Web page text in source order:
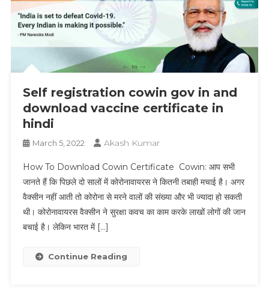
Self registration cowin gov in and
download vaccine certificate in
hindi
March 5, 2022 Akash Kumar
How To Download Cowin Certificate Cowin: आप सभी
जानते हैं कि पिछले दो सालों में कोरोनावायरस ने कितनी तबाही मचाई है। अगर
वैक्सीन नहीं आती तो कोरोना से मरने वालों की संख्या और भी ज्यादा हो सकती
थी। कोरोनावायरस वैक्सीन ने सुरक्षा कवच का काम करके लाखों लोगों की जान
बचाई है। लेकिन भारत में […]
Continue Reading